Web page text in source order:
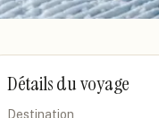
Détails du voyage
Destination